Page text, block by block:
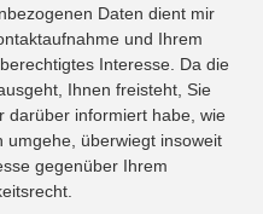
Daten dient mir
und Ihrem
Interesse. Da die
Ihnen freisteht, Sie
darüber informiert habe, wie
umgehe, überwiegt insoweit
gegenüber Ihrem